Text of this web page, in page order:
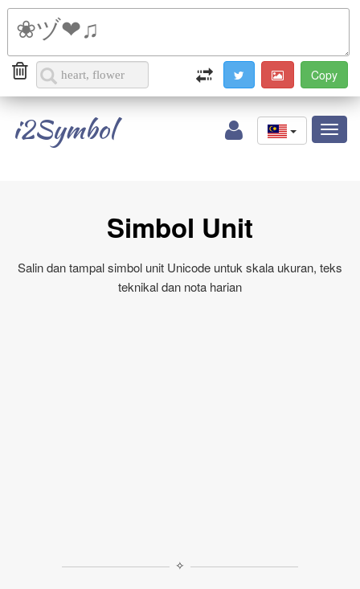
i2Symbol
Simbol Unit
Salin dan tampal simbol unit Unicode untuk skala ukuran, teks
teknikal dan nota harian
✧